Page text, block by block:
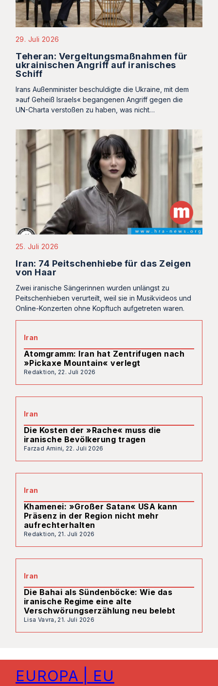
29. Juli 2026
Teheran: Vergeltungsmaßnahmen für
ukrainischen Angriff auf iranisches
Schiff
Irans Außenminister beschuldigte die Ukraine, mit dem
»auf Geheiß Israels« begangenen Angriff gegen die
UN-Charta verstoßen zu haben, was nicht…
25. Juli 2026
Iran: 74 Peitschenhiebe für das Zeigen
von Haar
Zwei iranische Sängerinnen wurden unlängst zu
Peitschenhieben verurteilt, weil sie in Musikvideos und
Online-Konzerten ohne Kopftuch aufgetreten waren.
Iran
Atomgramm: Iran hat Zentrifugen nach
»Pickaxe Mountain« verlegt
Redaktion, 22. Juli 2026
Iran
Die Kosten der »Rache« muss die
iranische Bevölkerung tragen
Farzad Amini, 22. Juli 2026
Iran
Khamenei: »Großer Satan« USA kann
Präsenz in der Region nicht mehr
aufrechterhalten
Redaktion, 21. Juli 2026
Iran
Die Bahai als Sündenböcke: Wie das
iranische Regime eine alte
Verschwörungserzählung neu belebt
Lisa Vavra, 21. Juli 2026
EUROPA | EU